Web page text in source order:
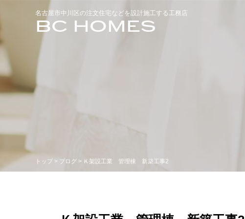
名古屋市中川区の注文住宅などを設計施工する工務店
BC HOMES
トップ > ブログ > Ｋ架設工業 管理棟 新築工事2